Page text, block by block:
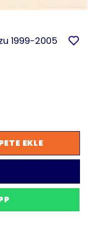
1999-2005
EKLE